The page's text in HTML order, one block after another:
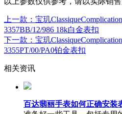
上一款：宝玑
3357BB/12/986 18k白金表扣
下一款：宝玑
3355PT/00/PA0铂金表扣
相关资讯
百达翡丽手表如何正确安装